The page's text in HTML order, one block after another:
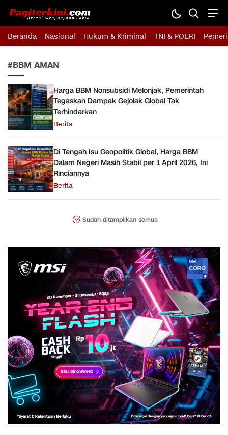
Pagiterkini.com
Berani Mengungkap Fakta
Beranda Nasional Hukum & Kriminal TNI & POLRI
#BBM AMAN
Harga BBM Nonsubsidi Melonjak, Pemerintah
Tegaskan Dampak Gejolak Global Tak
Terhindarkan
Berita
Di Tengah Isu Geopolitik Global, Harga BBM
Dalam Negeri Masih Stabil per 1 April 2026, Ini
Rinciannya
Berita
Sudah ditampilkan semua